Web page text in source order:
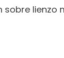
lienzo